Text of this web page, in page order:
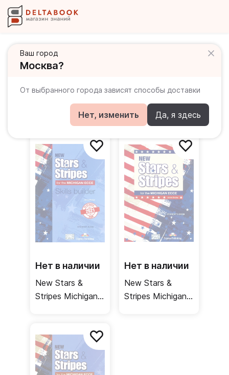
Ваш город
Москва?
От выбранного города зависят способы доставки
Нет, изменить Да, я здесь
New Stars & Stripes Michigan Ecce
Популярное
По убыванию цены
По возрастанию цены
Фильтры
Нет в наличии
New Stars &
Stripes Michigan
Book
Нет в наличии
New Stars &
Stripes Michigan